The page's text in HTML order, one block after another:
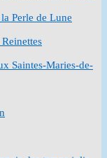
Perle de Lune
Saintes-Maries-de-